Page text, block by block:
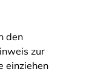
den
zur
einziehen